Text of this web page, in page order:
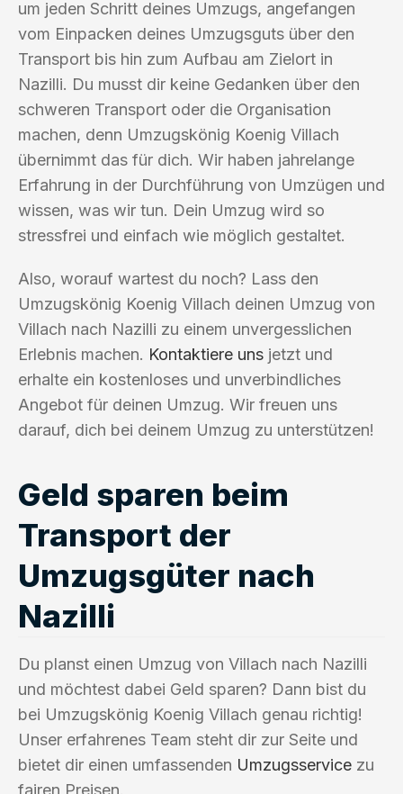
um jeden Schritt deines Umzugs, angefangen
vom Einpacken deines Umzugsguts über den
Transport bis hin zum Aufbau am Zielort in
Nazilli. Du musst dir keine Gedanken über den
schweren Transport oder die Organisation
machen, denn Umzugskönig Koenig Villach
übernimmt das für dich. Wir haben jahrelange
Erfahrung in der Durchführung von Umzügen und
wissen, was wir tun. Dein Umzug wird so
stressfrei und einfach wie möglich gestaltet.
Also, worauf wartest du noch? Lass den
Umzugskönig Koenig Villach deinen Umzug von
Villach nach Nazilli zu einem unvergesslichen
Erlebnis machen. Kontaktiere uns jetzt und
erhalte ein kostenloses und unverbindliches
Angebot für deinen Umzug. Wir freuen uns
darauf, dich bei deinem Umzug zu unterstützen!
Geld sparen beim
Transport der
Umzugsgüter nach
Nazilli
Du planst einen Umzug von Villach nach Nazilli
und möchtest dabei Geld sparen? Dann bist du
bei Umzugskönig Koenig Villach genau richtig!
Unser erfahrenes Team steht dir zur Seite und
bietet dir einen umfassenden Umzugsservice zu
fairen Preisen.